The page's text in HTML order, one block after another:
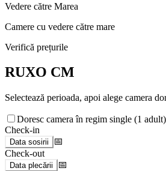
Vedere către Marea
Camere cu vedere către mare
Verifică prețurile
RUXO CM
Selectează perioada, apoi alege camera
Doresc camera în regim single (1 adult)
Check-in
Data sosirii
📅
Check-out
Data plecării
📅